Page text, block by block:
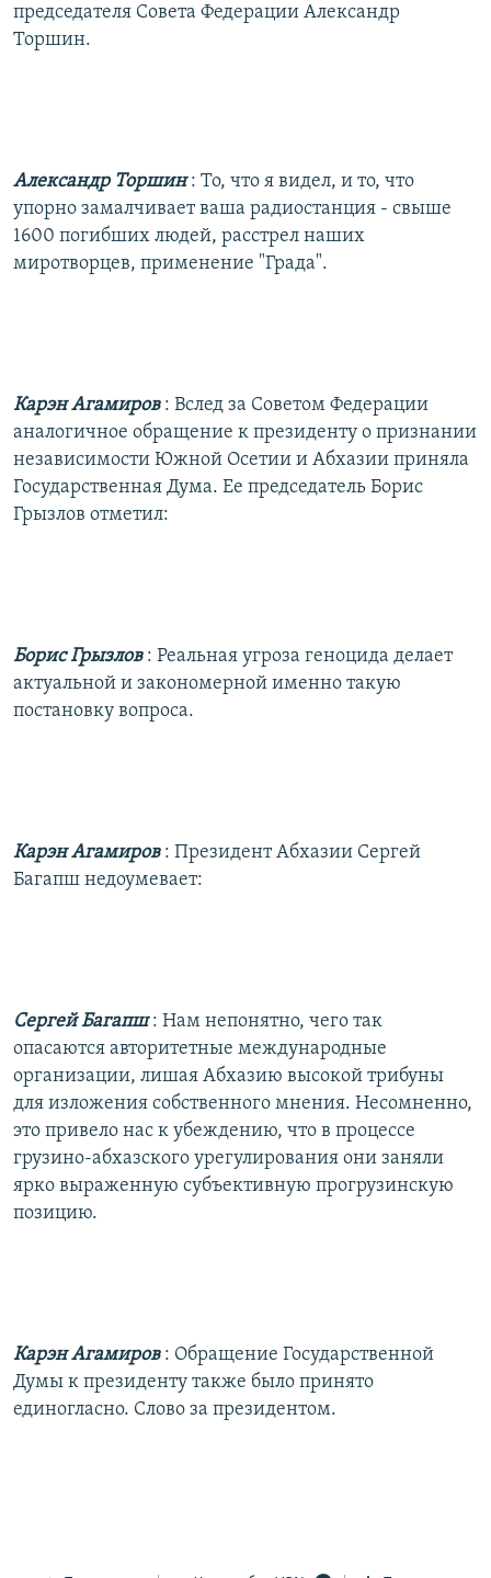
председателя Совета Федерации Александр
Торшин.
Александр Торшин: То, что я видел, и то, что
упорно замалчивает ваша радиостанция - свыше
1600 погибших людей, расстрел наших
миротворцев, применение "Града".
Карэн Агамиров : Вслед за Советом Федерации
аналогичное обращение к президенту о признании
независимости Южной Осетии и Абхазии приняла
Государственная Дума. Ее председатель Борис
Грызлов отметил:
Борис Грызлов : Реальная угроза геноцида делает
актуальной и закономерной именно такую
постановку вопроса.
Карэн Агамиров : Президент Абхазии Сергей
Багапш недоумевает:
Сергей Багапш: Нам непонятно, чего так
опасаются авторитетные международные
организации, лишая Абхазию высокой трибуны
для изложения собственного мнения. Несомненно,
это привело нас к убеждению, что в процессе
грузино-абхазского урегулирования они заняли
ярко выраженную субъективную прогрузинскую
позицию.
Карэн Агамиров : Обращение Государственной
Думы к президенту также было принято
единогласно. Слово за президентом.